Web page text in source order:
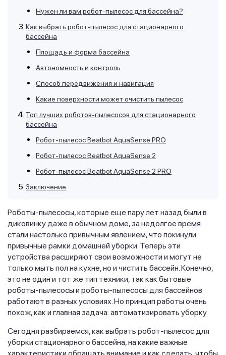
Нужен ли вам робот-пылесос для бассейна?
Как выбрать робот-пылесос для стационарного
бассейна
Площадь и форма бассейна
Автономность и контроль
Способ передвижения и навигация
Какие поверхности может очистить пылесос
Топ лучших роботов-пылесосов для стационарного
бассейна
Робот-пылесос Beatbot AquaSense PRO
Робот-пылесос Beatbot AquaSense 2
Робот-пылесос Beatbot AquaSense 2 PRO
Заключение
Роботы-пылесосы, которые еще пару лет назад были в
диковинку даже в обычном доме, за недолгое время
стали настолько привычным явлением, что покинули
привычные рамки домашней уборки. Теперь эти
устройства расширяют свои возможности и могут не
только мыть пол на кухне, но и чистить бассейн. Конечно,
это не один и тот же тип техники, так как бытовые
роботы-пылесосы и роботы-пылесосы для бассейнов
работают в разных условиях. Но принцип работы очень
похож, как и главная задача: автоматизировать уборку.
Сегодня разбираемся, как выбрать робот-пылесос для
уборки стационарного бассейна, на какие важные